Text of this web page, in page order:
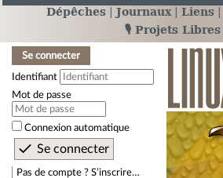
Dépêches Journaux Liens
🎙️ Projets Libres
Se connecter
Identifiant
Mot de passe
Connexion automatique
Pas de compte ? S’inscrire…